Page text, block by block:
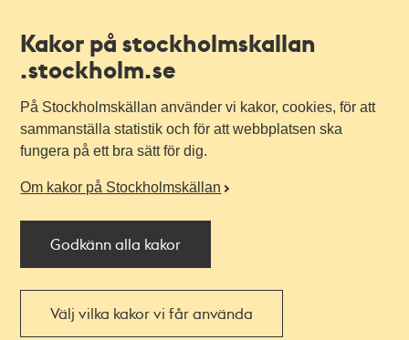
Kakor på stockholmskallan
.stockholm.se
På Stockholmskällan använder vi kakor, cookies, för att
sammanställa statistik och för att webbplatsen ska
fungera på ett bra sätt för dig.
Om kakor på Stockholmskällan
Godkänn alla kakor
Välj vilka kakor vi får använda